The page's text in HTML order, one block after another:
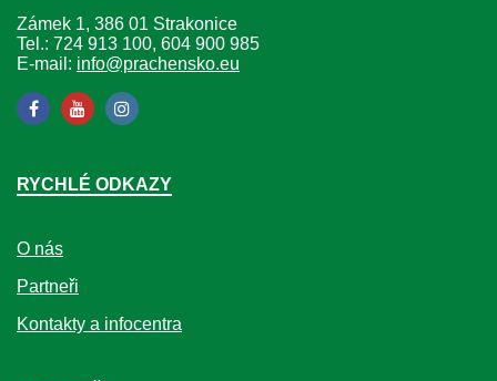
Zámek 1, 386 01 Strakonice
Tel.: 724 913 100, 604 900 985
E-mail: info@prachensko.eu
RYCHLÉ ODKAZY
O nás
Partneři
Kontakty a infocentra